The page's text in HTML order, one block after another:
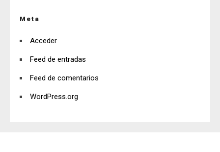
Meta
Acceder
Feed de entradas
Feed de comentarios
WordPress.org